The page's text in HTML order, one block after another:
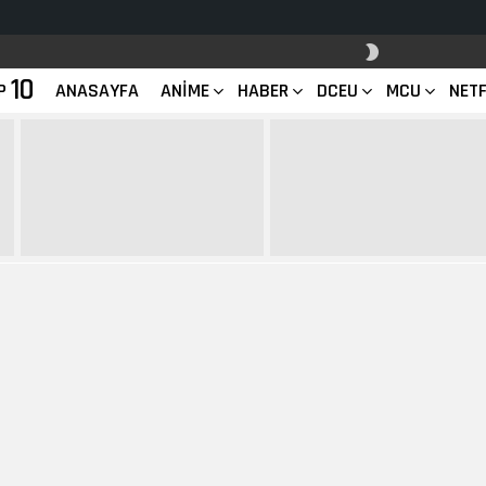
ANAHTARI
10 ANASAYFA ANIME HABER DCEU MCU